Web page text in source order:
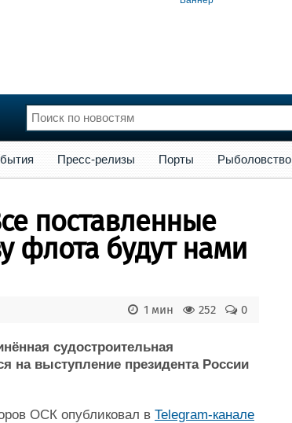
Флот
Форум
Все службы
Пресс-релизы Порты Рыболовство
поставленные
флота будут нами
0
252
1 мин
судостроительная
на выступление президента России
ОСК опубликовал в Telegram-канале